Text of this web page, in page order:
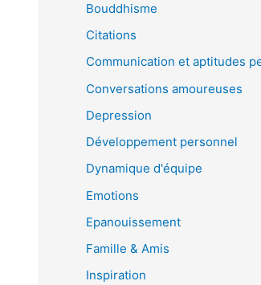
Bouddhisme
Citations
Communication et aptitudes
Conversations amoureuses
Depression
Développement personnel
Dynamique d'équipe
Emotions
Epanouissement
Famille & Amis
Inspiration